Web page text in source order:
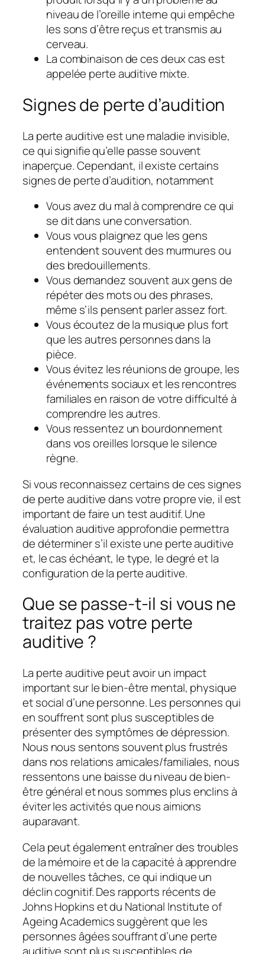
niveau de l’oreille interne qui empêche
les sons d’être reçus et transmis au
cerveau.
La combinaison de ces deux cas est
appelée perte auditive mixte.
Signes de perte d’audition
La perte auditive est une maladie invisible,
ce qui signifie qu’elle passe souvent
inaperçue. Cependant, il existe certains
signes de perte d’audition, notamment
Vous avez du mal à comprendre ce qui
se dit dans une conversation.
Vous vous plaignez que les gens
entendent souvent des murmures ou
des bredouillements.
Vous demandez souvent aux gens de
répéter des mots ou des phrases,
même s’ils pensent parler assez fort.
Vous écoutez de la musique plus fort
que les autres personnes dans la
pièce.
Vous évitez les réunions de groupe, les
événements sociaux et les rencontres
familiales en raison de votre difficulté à
comprendre les autres.
Vous ressentez un bourdonnement
dans vos oreilles lorsque le silence
règne.
Si vous reconnaissez certains de ces signes
de perte auditive dans votre propre vie, il est
important de faire un test auditif. Une
évaluation auditive approfondie permettra
de déterminer s’il existe une perte auditive
et, le cas échéant, le type, le degré et la
configuration de la perte auditive.
Que se passe-t-il si vous ne
traitez pas votre perte
auditive ?
La perte auditive peut avoir un impact
important sur le bien-être mental, physique
et social d’une personne. Les personnes qui
en souffrent sont plus susceptibles de
présenter des symptômes de dépression.
Nous nous sentons souvent plus frustrés
dans nos relations amicales/familiales, nous
ressentons une baisse du niveau de bien-
être général et nous sommes plus enclins à
éviter les activités que nous aimions
auparavant.
Cela peut également entraîner des troubles
de la mémoire et de la capacité à apprendre
de nouvelles tâches, ce qui indique un
déclin cognitif. Des rapports récents de
Johns Hopkins et du National Institute of
Ageing Academics suggèrent que les
personnes âgées souffrant d’une perte
auditive sont plus susceptibles de